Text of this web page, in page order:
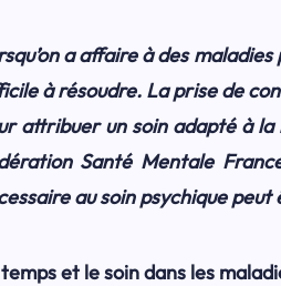
a affaire à des
à résoudre. La prise de
attribuer un soin adapté à
Santé Mentale
au soin psychique
et le soin dans les